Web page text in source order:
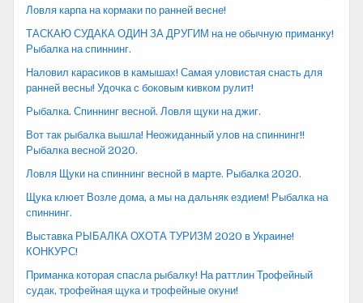
Ловля карпа на кормаки по ранней весне!
ТАСКАЮ СУДАКА ОДИН ЗА ДРУГИМ на не обычную приманку!
Рыбалка на спиннинг.
Наловил карасиков в камышах! Самая уловистая снасть для
ранней весны! Удочка с боковым кивком рулит!
Рыбалка. Спиннинг весной. Ловля щуки на джиг.
Вот так рыбалка вышла! Неожиданный улов на спиннинг!!
Рыбалка весной 2020.
Ловля Щуки на спиннинг весной в марте. Рыбалка 2020.
Щука клюет Возле дома, а мы на дальняк ездием! Рыбалка на
спиннинг.
Выставка РЫБАЛКА ОХОТА ТУРИЗМ 2020 в Украине!
КОНКУРС!
Приманка которая спасла рыбалку! На раттлин Трофейный
судак, трофейная щука и трофейные окуни!